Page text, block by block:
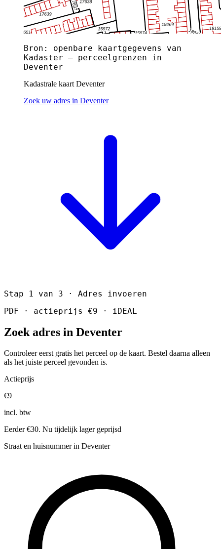
Bron: openbare kaartgegevens van
Kadaster — perceelgrenzen in
Deventer
Kadastrale kaart Deventer
Zoek uw adres in Deventer
Stap 1 van 3 · Adres invoeren
PDF · actieprijs €9 · iDEAL
Zoek adres in Deventer
Controleer eerst gratis het perceel op de kaart. Bestel daarna alleen
als het juiste perceel gevonden is.
Actieprijs
€9
incl. btw
Eerder €30. Nu tijdelijk lager geprijsd
Straat en huisnummer in Deventer